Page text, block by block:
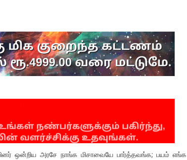
ஒன்றிய அரசே நாங்க மிசாவையே பார்த்தவங்க; பயம் எங்க